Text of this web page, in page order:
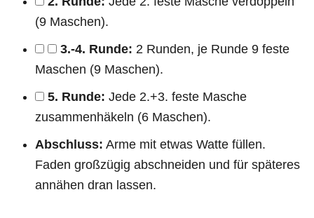
(9 Maschen).
3.-4. Runde: 2 Runden, je Runde 9 feste
Maschen (9 Maschen).
5. Runde: Jede 2.+3. feste Masche
zusammenhäkeln (6 Maschen).
Abschluss: Arme mit etwas Watte füllen.
Faden großzügig abschneiden und für späteres
annähen dran lassen.